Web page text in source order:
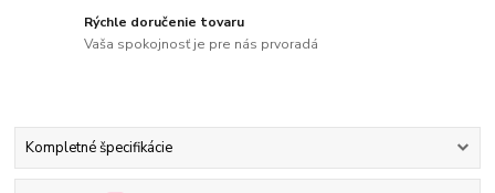
Rýchle doručenie tovaru
Vaša spokojnosť je pre nás prvoradá
Kompletné špecifikácie